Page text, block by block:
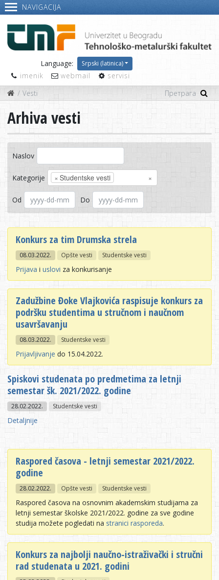
NAVIGACIJA
Language: Srpski (latinica)
imenik webmail
servisi
Vesti
Arhiva vesti
Naslov
Kategorije ×
× Studentske vesti
Od Do
Konkurs za tim Drumska strela
08.03.2022. Opšte vesti Studentske vesti
Prijava i uslovi za konkurisanje
Zadužbine Đoke Vlajkovića raspisuje konkurs za
podršku studentima u stručnom i naučnom
usavršavanju
08.03.2022. Studentske vesti
Prijavljivanje do 15.04.2022.
Spiskovi studenata po predmetima za letnji
semestar šk. 2021/2022. godine
28.02.2022. Studentske vesti
Detaljnije
Raspored časova - letnji semestar 2021/2022.
godine
28.02.2022. Opšte vesti Studentske vesti
Raspored časova na osnovnim akademskim studijama za
letnji semestar školske 2021/2022. godine za sve godine
studija možete pogledati na stranici rasporeda.
Konkurs za najbolji naučno-istraživački i stručni
rad studenata u 2021. godini